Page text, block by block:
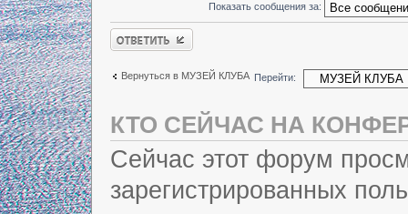
Показать сообщения за:
Ответить
Вернуться в МУЗЕЙ КЛУБА Перейти:
КТО СЕЙЧАС НА
Сейчас этот форум
зарегистрированных